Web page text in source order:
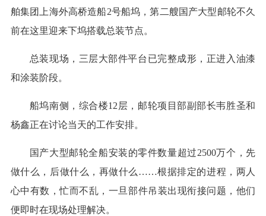
舶集团上海外高桥造船2号船坞，第二艘国产大型邮轮不久
前在这里迎来下坞搭载总装节点。
总装现场，三层大部件平台已完整成形，正进入油漆
和涂装阶段。
船坞南侧，综合楼12层，邮轮项目部副部长韦胜圣和
杨鑫正在讨论当天的工作安排。
国产大型邮轮全船安装的零件数量超过2500万个，先
做什么，后做什么，再做什么……根据排定的进程，两人
心中有数，忙而不乱，一旦部件吊装出现衔接问题，他们
便即时在现场处理解决。